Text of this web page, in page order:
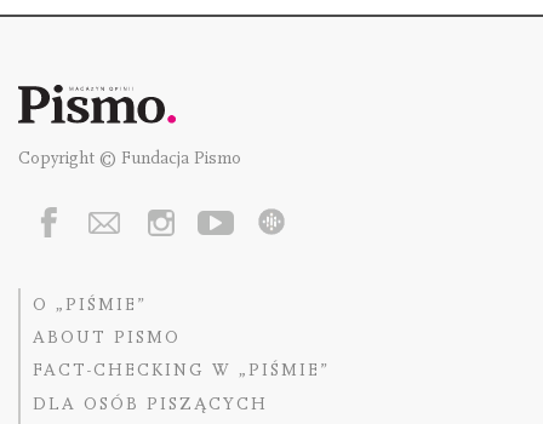
Copyright © Fundacja Pismo
O „PIŚMIE”
ABOUT PISMO
FACT-CHECKING W „PIŚMIE”
DLA OSÓB PISZĄCYCH